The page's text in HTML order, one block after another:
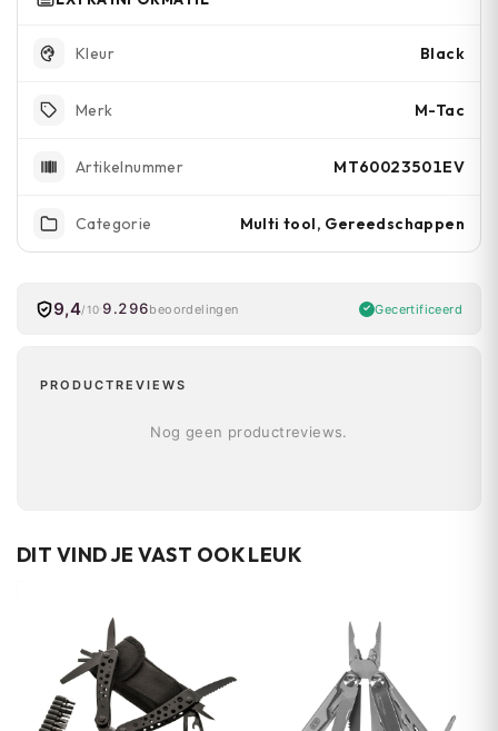
Kleur Black
Merk M-Tac
Artikelnummer MT60023501EV
Categorie Multi tool, Gereedschappen
9,4/10 9.296beoordelingen Gecertificeerd
PRODUCTREVIEWS
Nog geen productreviews.
DIT VIND JE VAST OOK LEUK